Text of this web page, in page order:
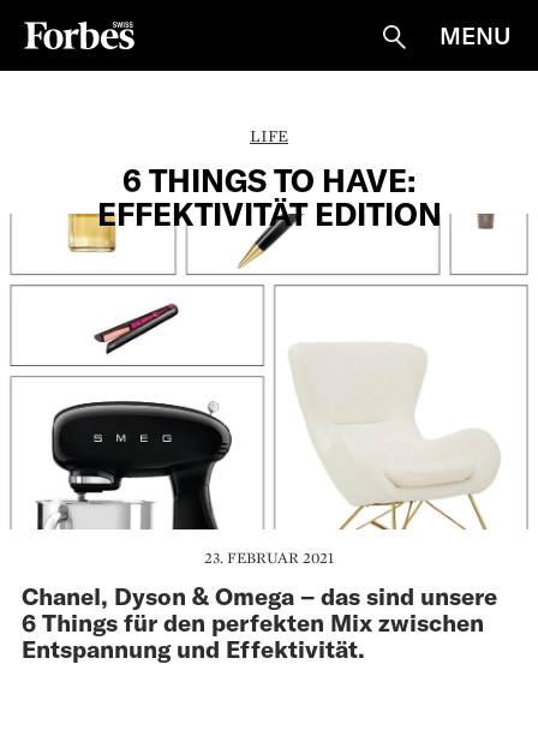
Suche
MENU
LIFE
6 THINGS TO HAVE:
EFFEKTIVITÄT EDITION
23. FEBRUAR 2021
Chanel, Dyson & Omega – das sind unsere
6 Things für den perfekten Mix zwischen
Entspannung und Effektivität.